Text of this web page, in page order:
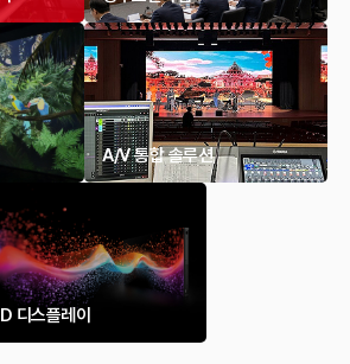
A/V 통합 솔루션
디스플레이